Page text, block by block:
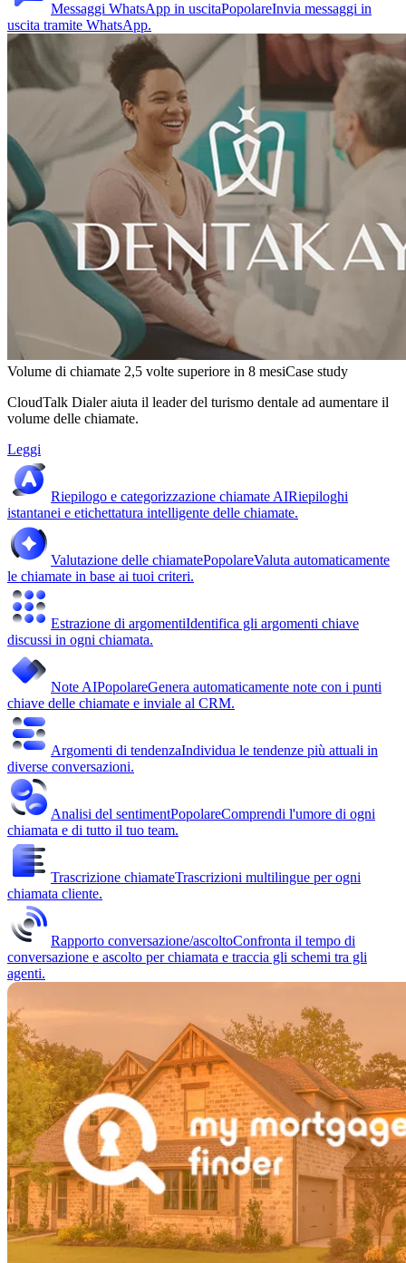
Messaggi WhatsApp in uscitaPopolareInvia messaggi in
uscita tramite WhatsApp.
Volume di chiamate 2,5 volte superiore in 8 mesiCase study
CloudTalk Dialer aiuta il leader del turismo dentale ad aumentare il
volume delle chiamate.
Leggi
Riepilogo e categorizzazione chiamate AIRiepiloghi
istantanei e etichettatura intelligente delle chiamate.
Valutazione delle chiamatePopolareValuta automaticamente
le chiamate in base ai tuoi criteri.
Estrazione di argomentiIdentifica gli argomenti chiave
discussi in ogni chiamata.
Note AIPopolareGenera automaticamente note con i punti
chiave delle chiamate e inviale al CRM.
Argomenti di tendenzaIndividua le tendenze più attuali in
diverse conversazioni.
Analisi del sentimentPopolareComprendi l'umore di ogni
chiamata e di tutto il tuo team.
Trascrizione chiamateTrascrizioni multilingue per ogni
chiamata cliente.
Rapporto conversazione/ascoltoConfronta il tempo di
conversazione e ascolto per chiamata e traccia gli schemi tra gli
agenti.